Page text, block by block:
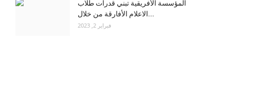
المؤسسة الأفريقية تبني قدرات طلاب
الاعلام الأفارقة من خلال...
فبراير 2, 2023